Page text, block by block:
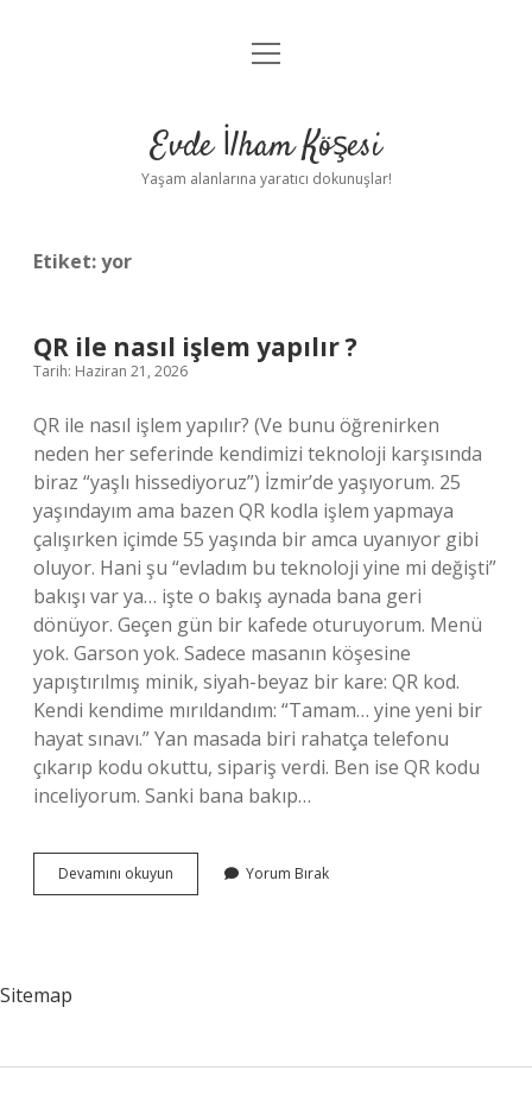
Anasayfa
Yasal Uyarı
menüyü
Evde İlham Köşesi
Yaşam alanlarına yaratıcı dokunuşlar!
Etiket:yor
QR ile nasıl işlem yapılır ?
Tarih: Haziran 21, 2026
QR ile nasıl işlem yapılır? (Ve bunu öğrenirken
neden her seferinde kendimizi teknoloji karşısında
biraz “yaşlı hissediyoruz”) İzmir’de yaşıyorum. 25
yaşındayım ama bazen QR kodla işlem yapmaya
çalışırken içimde 55 yaşında bir amca uyanıyor gibi
oluyor. Hani şu “evladım bu teknoloji yine mi değişti”
bakışı var ya… işte o bakış aynada bana geri
dönüyor. Geçen gün bir kafede oturuyorum. Menü
yok. Garson yok. Sadece masanın köşesine
yapıştırılmış minik, siyah-beyaz bir kare: QR kod.
Kendi kendime mırıldandım: “Tamam… yine yeni bir
hayat sınavı.” Yan masada biri rahatça telefonu
çıkarıp kodu okuttu, sipariş verdi. Ben ise QR kodu
inceliyorum. Sanki bana bakıp…
Devamını okuyun
ile
Yorum Bırak
Sitemap